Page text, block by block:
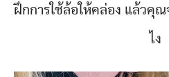
ฝึกการใช้ล้อให้คล่อง แล้วคุ
ไง